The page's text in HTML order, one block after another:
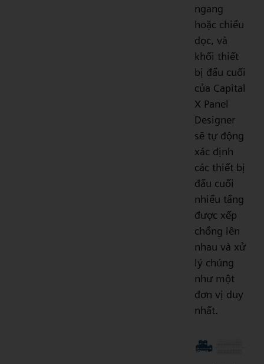
ngang
hoặc chiều
dọc, và
khối thiết
bị đầu cuối
của Capital
X Panel
Designer
sẽ tự động
xác định
các thiết bị
đầu cuối
nhiều tầng
được xếp
chồng lên
nhau và xử
lý chúng
như một
đơn vị duy
nhất.